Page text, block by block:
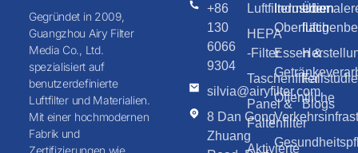
Gegründet in 2009,
Guangzhou Airy Filter
Media Co., Ltd.
spezialisiert auf
benutzerdefinierte
Luftfilter und Materialien.
Mit einer hochmodernen
Fabrik und
Zertifizierungen wie
Luftfiltermedien
HEPA
-Filter
Taschenfilter
Panel &
Faltenfilter
Aktivierte
Essen &
Öffentliche
Über
luftig
Blogs
+86
130
6066
9304
silvia@airyfilter.com
8 Dan Gong
Zhuang